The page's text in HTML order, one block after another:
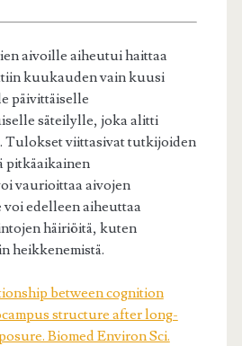
aivoille aiheutui haittaa
kuukauden vain kuusi
päivittäiselle
säteilylle, joka alitti
Tulokset viittasivat tutkijoiden
pitkäaikainen
vaurioittaa aivojen
voi edelleen aiheuttaa
häiriöitä, kuten
heikkenemistä.
between cognition
structure after long-
Biomed Environ Sci.